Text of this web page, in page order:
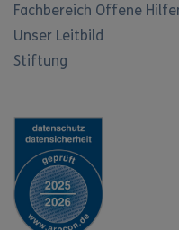
Fachbereich Offene
Unser Leitbild
Stiftung